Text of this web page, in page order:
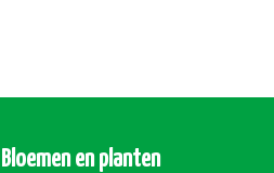
Bloemen en planten